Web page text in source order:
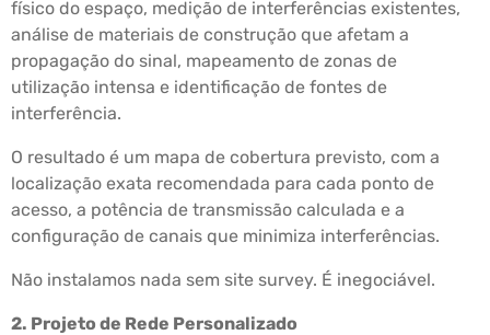
físico do espaço, medição de interferências existentes,
análise de materiais de construção que afetam a
propagação do sinal, mapeamento de zonas de
utilização intensa e identificação de fontes de
interferência.
O resultado é um mapa de cobertura previsto, com a
localização exata recomendada para cada ponto de
acesso, a potência de transmissão calculada e a
configuração de canais que minimiza interferências.
Não instalamos nada sem site survey. É inegociável.
2. Projeto de Rede Personalizado